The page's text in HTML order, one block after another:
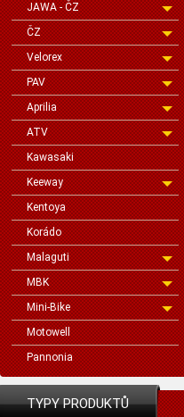
JAWA - ČZ
ČZ
Velorex
PAV
Aprilia
ATV
Kawasaki
Keeway
Kentoya
Korádo
Malaguti
MBK
Mini-Bike
Motowell
Pannonia
TYPY PRODUKTŮ